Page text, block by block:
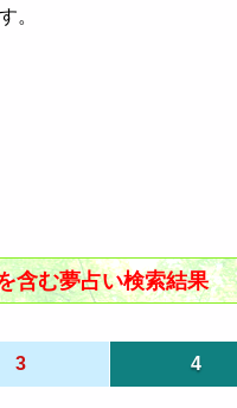
。
含む夢占い検索結果
3 4